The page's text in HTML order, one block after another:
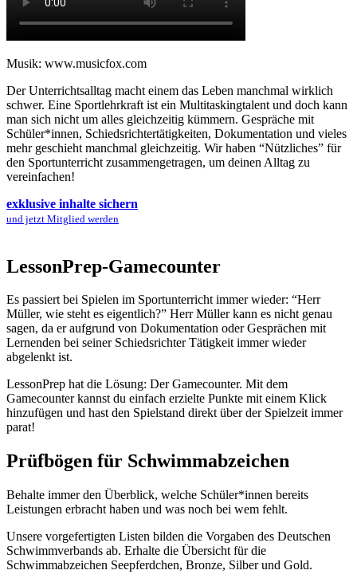
Musik: www.musicfox.com
Der Unterrichtsalltag macht einem das Leben manchmal wirklich
schwer. Eine Sportlehrkraft ist ein Multitaskingtalent und doch kann
man sich nicht um alles gleichzeitig kümmern. Gespräche mit
Schüler*innen, Schiedsrichtertätigkeiten, Dokumentation und vieles
mehr geschieht manchmal gleichzeitig. Wir haben “Nützliches” für
den Sportunterricht zusammengetragen, um deinen Alltag zu
vereinfachen!
exklusive inhalte sichern
und jetzt Mitglied werden
LessonPrep-Gamecounter
Es passiert bei Spielen im Sportunterricht immer wieder: “Herr
Müller, wie steht es eigentlich?” Herr Müller kann es nicht genau
sagen, da er aufgrund von Dokumentation oder Gesprächen mit
Lernenden bei seiner Schiedsrichter Tätigkeit immer wieder
abgelenkt ist.
LessonPrep hat die Lösung: Der Gamecounter. Mit dem
Gamecounter kannst du einfach erzielte Punkte mit einem Klick
hinzufügen und hast den Spielstand direkt über der Spielzeit immer
parat!
Prüfbögen für Schwimmabzeichen
Behalte immer den Überblick, welche Schüler*innen bereits
Leistungen erbracht haben und was noch bei wem fehlt.
Unsere vorgefertigten Listen bilden die Vorgaben des Deutschen
Schwimmverbands ab. Erhalte die Übersicht für die
Schwimmabzeichen Seepferdchen, Bronze, Silber und Gold.